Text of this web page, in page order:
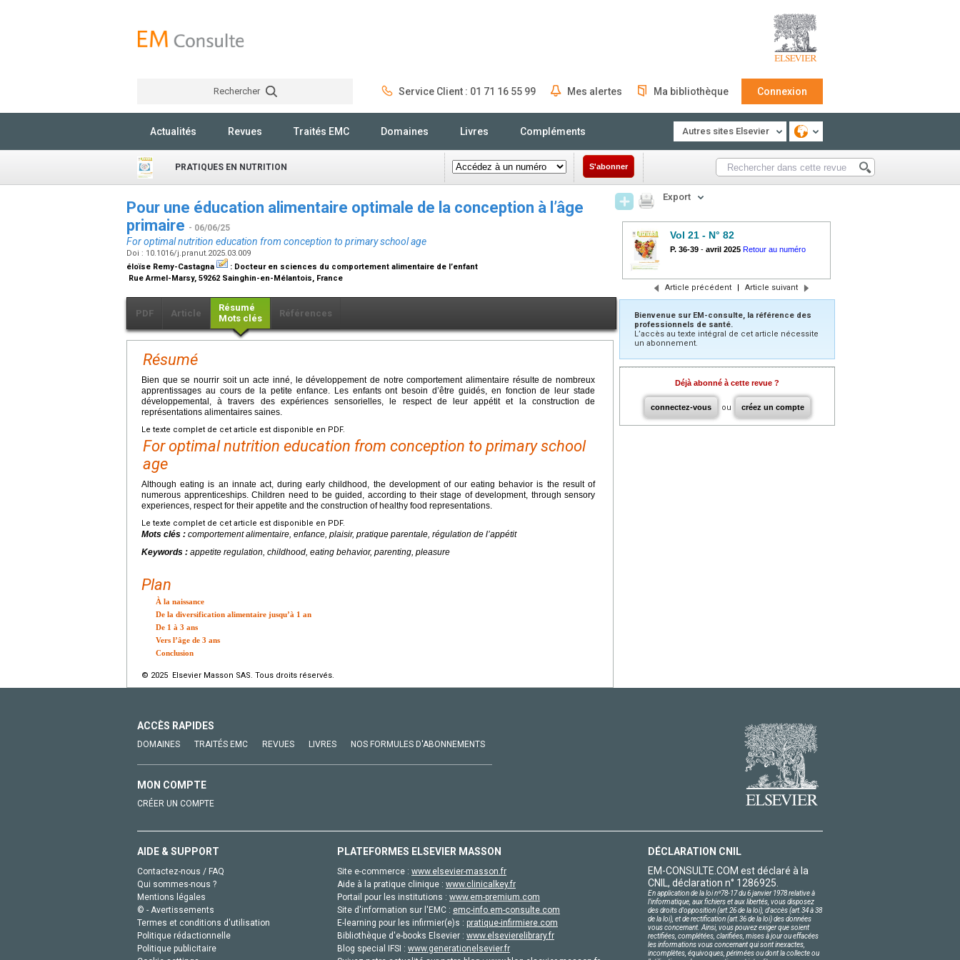
Rechercher Service Client : 01 71 16 55 99 Mes alertes Ma bibliothèque Connexion
Actualités Revues Traités EMC Domaines Livres Compléments Autres sites Elsevier
PRATIQUES EN NUTRITION S'abonner
Pour une éducation alimentaire optimale de la conception à l’âge
primaire - 06/06/25
For optimal nutrition education from conception to primary school age
Doi : 10.1016/j.pranut.2025.03.009
éloïse Remy-Castagna
: Docteur en sciences du comportement alimentaire de l’enfant
Rue Armel-Marsy, 59262 Sainghin-en-Mélantois, France
PDF Article
Résumé
Mots clés
Références
Résumé
Bien que se nourrir soit un acte inné, le développement de notre comportement alimentaire résulte de nombreux
apprentissages au cours de la petite enfance. Les enfants ont besoin d’être guidés, en fonction de leur stade
développemental, à travers des expériences sensorielles, le respect de leur appétit et la construction de
représentations alimentaires saines.
Le texte complet de cet article est disponible en PDF.
For optimal nutrition education from conception to primary school
age
Although eating is an innate act, during early childhood, the development of our eating behavior is the result of
numerous apprenticeships. Children need to be guided, according to their stage of development, through sensory
experiences, respect for their appetite and the construction of healthy food representations.
Le texte complet de cet article est disponible en PDF.
Mots clés : comportement alimentaire, enfance, plaisir, pratique parentale, régulation de l’appétit
Keywords : appetite regulation, childhood, eating behavior, parenting, pleasure
Plan
À la naissance
De la diversification alimentaire jusqu’à 1 an
De 1 à 3 ans
Vers l’âge de 3 ans
Conclusion
© 2025 Elsevier Masson SAS. Tous droits réservés.
Export
Vol 21 - N° 82
P. 36-39 - avril 2025 Retour au numéro
Article précédent | Article suivant
Bienvenue sur EM-consulte, la référence des
professionnels de santé.
L’accès au texte intégral de cet article nécessite
un abonnement.
Déjà abonné à cette revue ?
connectez-vous ou créez un compte
ACCÈS RAPIDES
DOMAINES TRAITÉS EMC REVUES LIVRES NOS FORMULES D'ABONNEMENTS
MON COMPTE
CRÉER UN COMPTE
AIDE & SUPPORT
Contactez-nous / FAQ
Qui sommes-nous ?
Mentions légales
© - Avertissements
Termes et conditions d'utilisation
Politique rédactionnelle
Politique publicitaire
PLATEFORMES ELSEVIER MASSON
Site e-commerce : www.elsevier-masson.fr
Aide à la pratique clinique : www.clinicalkey.fr
Portail pour les institutions : www.em-premium.com
Site d'information sur l'EMC : emc-info.em-consulte.com
E-learning pour les infirmier(e)s : pratique-infirmiere.com
Bibliothèque d'e-books Elsevier : www.elsevierelibrary.fr
Blog special IFSI : www.generationelsevier.fr
DÉCLARATION CNIL
EM-CONSULTE.COM est déclaré à la
CNIL, déclaration n° 1286925.
En application de la loi nº78-17 du 6 janvier 1978 relative à
l'informatique, aux fichiers et aux libertés, vous disposez
des droits d'opposition (art.26 de la loi), d'accès (art.34 à 38
de la loi), et de rectification (art.36 de la loi) des données
vous concernant. Ainsi, vous pouvez exiger que soient
rectifiées, complétées, clarifiées, mises à jour ou effacées
les informations vous concernant qui sont inexactes,
incomplètes, équivoques, périmées ou dont la collecte ou